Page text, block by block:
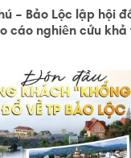
– Bảo Lộc lập hội
cáo nghiên cứu khả